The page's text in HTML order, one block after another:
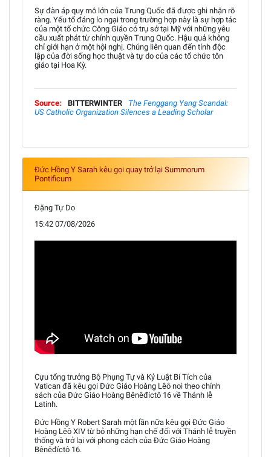
Sự đàn áp quy mô lớn của Trung Quốc đã được ghi nhận rõ
ràng. Yếu tố đáng lo ngại trong trường hợp này là sự hợp tác
của một tổ chức Công Giáo có trụ sở tại Mỹ với những yêu
cầu xuất phát từ chính quyền Trung Quốc. Hậu quả không
chỉ giới hạn ở một hội nghị. Chúng liên quan đến tính độc
lập của đời sống học thuật và tự do của các tổ chức tôn
giáo tại Hoa Kỳ.
Source: BITTERWINTER
The Fenggang Yang Scandal:
US Catholic Organization Silences a Leading Scholar
Đức Hồng Y Sarah kêu gọi quay trở lại Summorum
Pontificum
Đặng Tự Do
15:42 07/08/2026
Cựu tổng trưởng Bộ Phụng Tự và Kỷ Luật Bí Tích của
Vatican đã kêu gọi Đức Giáo Hoàng Lêô noi theo chính
sách của Đức Giáo Hoàng Bênêđíctô 16 về Thánh lễ
Latinh.
Đức Hồng Y Robert Sarah một lần nữa kêu gọi Đức Giáo
Hoàng Lêô XIV từ bỏ những hạn chế đối với Thánh lễ truyền
thống và trở lại với phong cách của Đức Giáo Hoàng
Bênêđíctô 16.